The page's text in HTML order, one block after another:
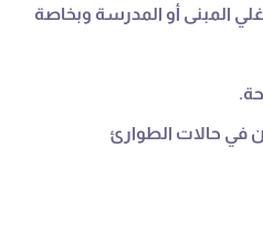
المبنى أو المدرسة وبخاصة
في حالات الطوارئ